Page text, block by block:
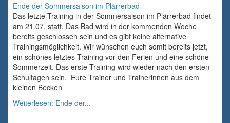
Ende der Sommersaison im Plärrerbad
Das letzte Training in der Sommersaison im Plärrerbad findet
am 21.07. statt. Das Bad wird in der kommenden Woche
bereits geschlossen sein und es gibt keine alternative
Trainingsmöglichkeit. Wir wünschen euch somit bereits jetzt,
ein schönes letztes Training vor den Ferien und eine schöne
Sommerzeit. Das erste Training wird wieder nach den ersten
Schultagen sein. Eure Trainer und Trainerinnen aus dem
kleinen Becken
Weiterlesen: Ende der...